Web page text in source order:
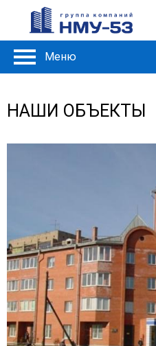
navigation
Меню
НАШИ